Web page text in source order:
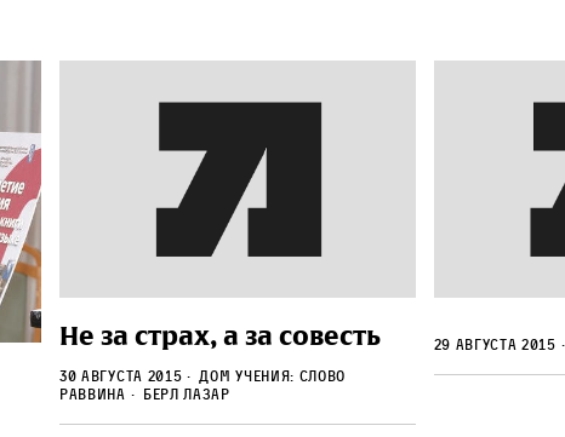
Не за страх, а за совесть
30 августа 2015
Дом учения: Слово
раввина
Берл Лазар
29 августа 2015